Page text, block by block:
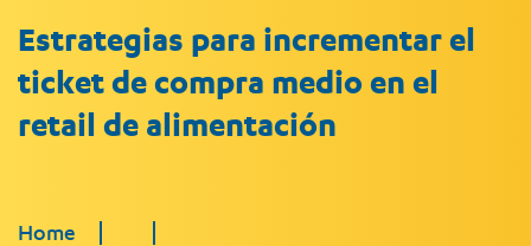
Estrategias para incrementar el
ticket de compra medio en el
retail de alimentación
Home